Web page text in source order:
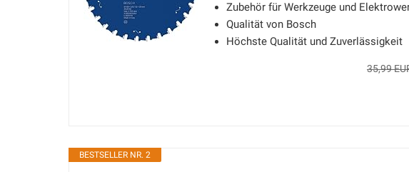
Zubehör für Werkzeuge und
Qualität von Bosch
Höchste Qualität und Zuverlässigkeit
35,99
BESTSELLER NR. 2